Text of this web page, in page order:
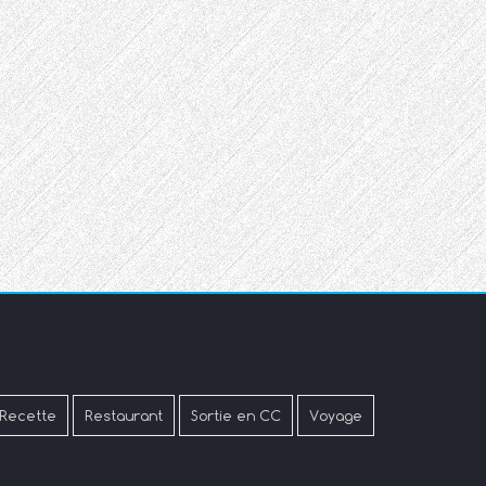
Recette Restaurant Sortie en CC Voyage